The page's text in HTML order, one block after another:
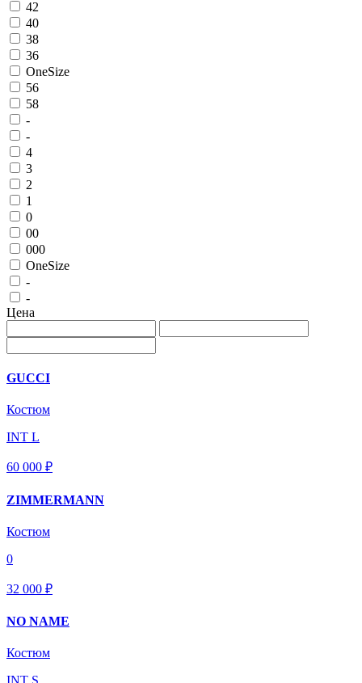
42
40
38
36
OneSize
56
58
-
-
4
3
2
1
0
00
000
OneSize
-
-
Цена
GUCCI
Костюм
INT L
60 000 ₽
ZIMMERMANN
Костюм
0
32 000 ₽
NO NAME
Костюм